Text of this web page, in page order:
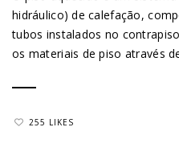
hidráulico) de calefação,
tubos instalados no
os materiais de piso através
255 LIKES